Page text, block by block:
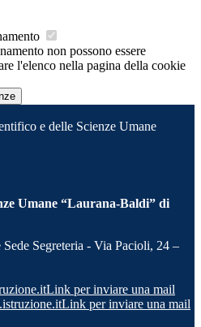
non possono essere
l'elenco nella pagina della cookie
e delle Scienze Umane
Umane “Laurana-Baldi” di
Segreteria - Via Pacioli, 24 –
Link per inviare una mail
Link per inviare una mail